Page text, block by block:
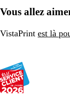
Vous allez
VistaPrint est là